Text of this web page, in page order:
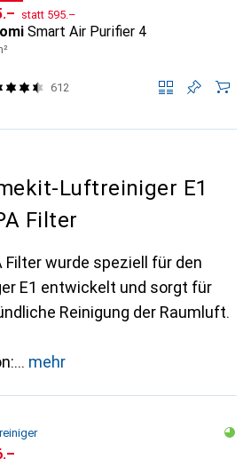
statt CHF
595.–
Smart Air Purifier 4
612
Luftreiniger E1
Filter
Filter wurde speziell für den
E1 entwickelt und sorgt für
Reinigung der Raumluft.
mehr